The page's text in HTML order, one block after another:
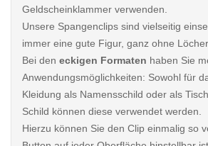
Geldscheinklammer verwenden.
Unsere Spangenclips sind vielseitig
immer eine gute Figur, ganz ohne
Bei den eckigen Formaten haben Sie
Anwendungsmöglichkeiten: Sowohl für
Kleidung als Namensschild oder als
Schild können diese verwendet werden.
Hierzu können Sie den Clip einmalig so